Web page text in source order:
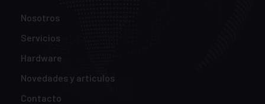
Nosotros
Servicios
Hardware
Novedades y artículos
Contacto